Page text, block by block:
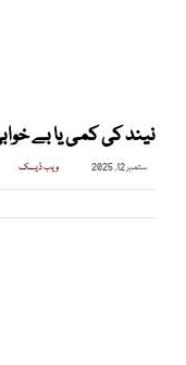
نیند کی کمی یا بے
ستمبر 12, 2025 ویب ڈیسک